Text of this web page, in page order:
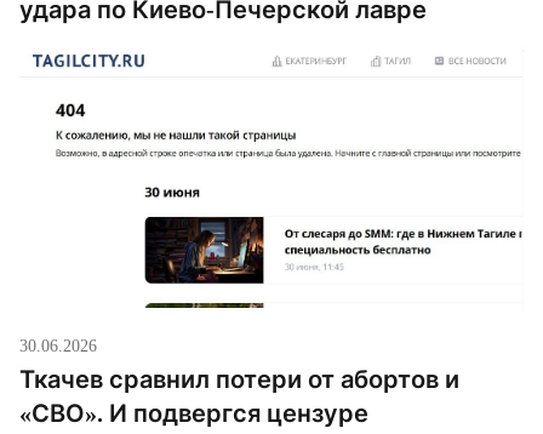
удара по Киево-Печерской лавре
30.06.2026
Ткачев сравнил потери от абортов и
«СВО». И подвергся цензуре